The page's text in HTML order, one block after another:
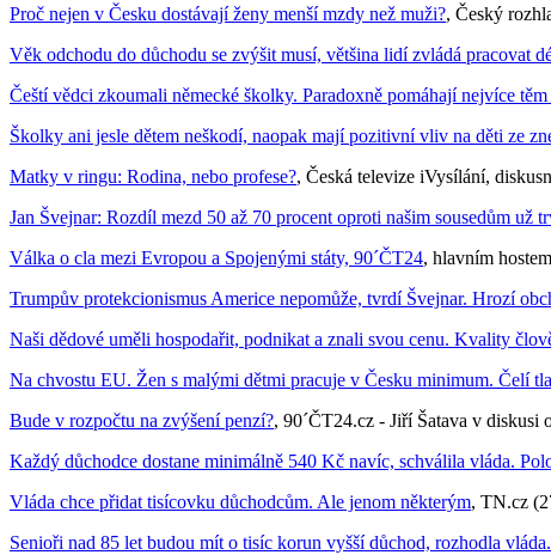
Proč nejen v Česku dostávají ženy menší mzdy než muži?, Český
Věk odchodu do důchodu se zvýšit musí, většina lidí zvládá pracovat
Čeští vědci zkoumali německé školky. Paradoxně pomáhají nejvíce
Školky ani jesle dětem neškodí, naopak mají pozitivní vliv na děti ze
Matky v ringu: Rodina, nebo profese?, Česká televize iVysílání,
Jan Švejnar: Rozdíl mezd 50 až 70 procent oproti našim sousedům už
Válka o cla mezi Evropou a Spojenými státy, 90´ČT24, hlavním
Trumpův protekcionismus Americe nepomůže, tvrdí Švejnar. Hrozí
Naši dědové uměli hospodařit, podnikat a znali svou cenu. Kvality
Na chvostu EU. Žen s malými dětmi pracuje v Česku minimum. Čelí
Bude v rozpočtu na zvýšení penzí?, 90´ČT24.cz - Jiří Šatava v diskusi
Každý důchodce dostane minimálně 540 Kč navíc, schválila vláda.
Vláda chce přidat tisícovku důchodcům. Ale jenom některým, TN.cz
Senioři nad 85 let budou mít o tisíc korun vyšší důchod, rozhodla